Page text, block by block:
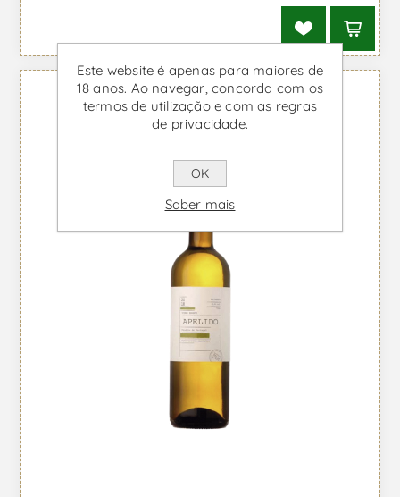
Este website é apenas para maiores de
18 anos. Ao navegar, concorda com os
termos de utilização e com as regras
de privacidade.
OK
Saber mais